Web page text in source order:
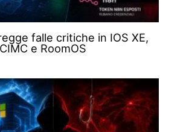
falle critiche in IOS XE,
e RoomOS